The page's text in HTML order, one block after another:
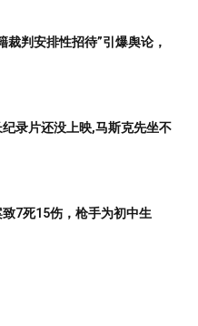
裁判安排性招待”引爆舆论，
录片还没上映,马斯克先坐不
7死15伤，枪手为初中生